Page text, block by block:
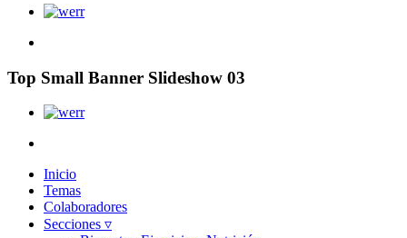
Top Small Banner Slideshow 03
Inicio
Temas
Colaboradores
Secciones ▿